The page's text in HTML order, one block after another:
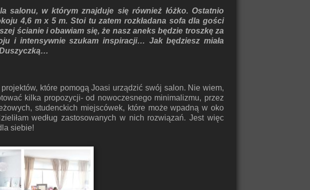
salonu, w którym znajduje się również łóżko. Ostatnio
4,6 m x 5 m. Stoi tu zatem rozkładana sofa dla gości
ścianie i obawiam się, że nasz aneks będzie troszkę za
i intensywnie szukam inspiracji… Jak będziesz miała
które pomogą Joasi urządzić swój salon. Nie wiem,
kilka propozycji- od nowoczesnego minimalizmu, przez
studenckich miejscówek, które może wpadną w oko
według zastosowanych w nich rozwiązań. Jest więc
siebie!